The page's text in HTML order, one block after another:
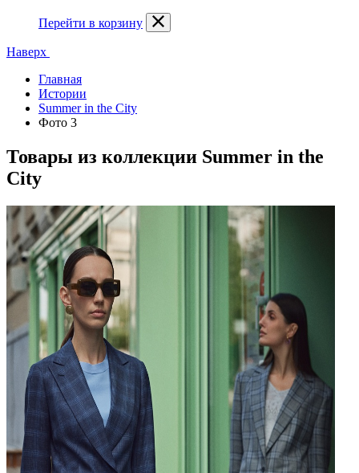
Перейти в корзину
Наверх
Главная
Истории
Summer in the City
Фото 3
Товары из коллекции Summer in the
City